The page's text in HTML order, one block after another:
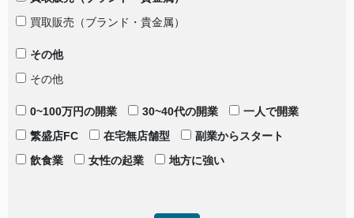
買取販売（ブランド・貴金属）
その他
その他
0~100万円の開業 30~40代の開業
一人で開業
繁盛店FC
在宅無店舗型
副業からスタート
飲食業
女性の起業 地方に強い